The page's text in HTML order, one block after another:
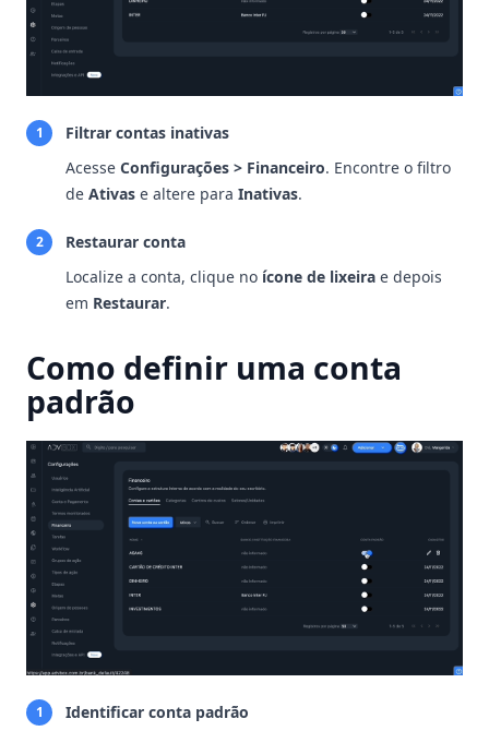
1
Filtrar contas inativas
Acesse Configurações > Financeiro. Encontre o filtro
de Ativas e altere para Inativas.
2
Restaurar conta
Localize a conta, clique no ícone de lixeira e depois
em Restaurar.
Como definir uma conta
padrão
1
Identificar conta padrão